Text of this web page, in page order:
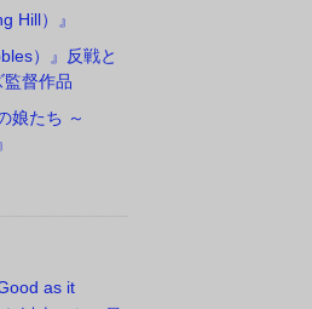
Hill）』
）』反戦と
督作品
娘たち ～
as it